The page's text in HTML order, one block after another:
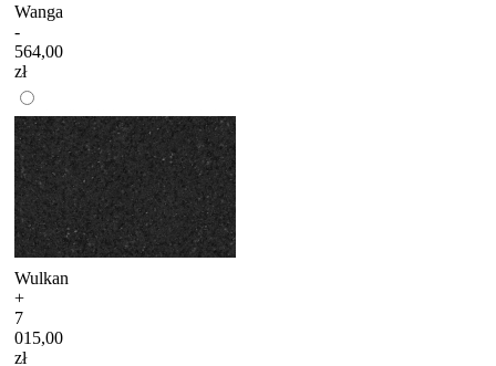
Wanga
-
564,00
zł
Wulkan
+
7
015,00
zł